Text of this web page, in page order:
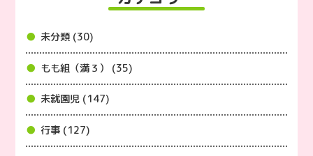
未分類 (30)
もも組（満３） (35)
未就園児 (147)
行事 (127)